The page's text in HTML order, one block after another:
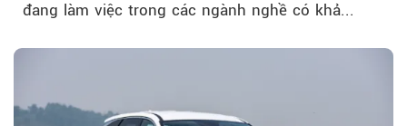
đang làm việc trong các ngành nghề có khả...